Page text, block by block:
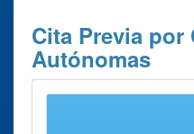
Cita Previa
Autónomas
Andalucía